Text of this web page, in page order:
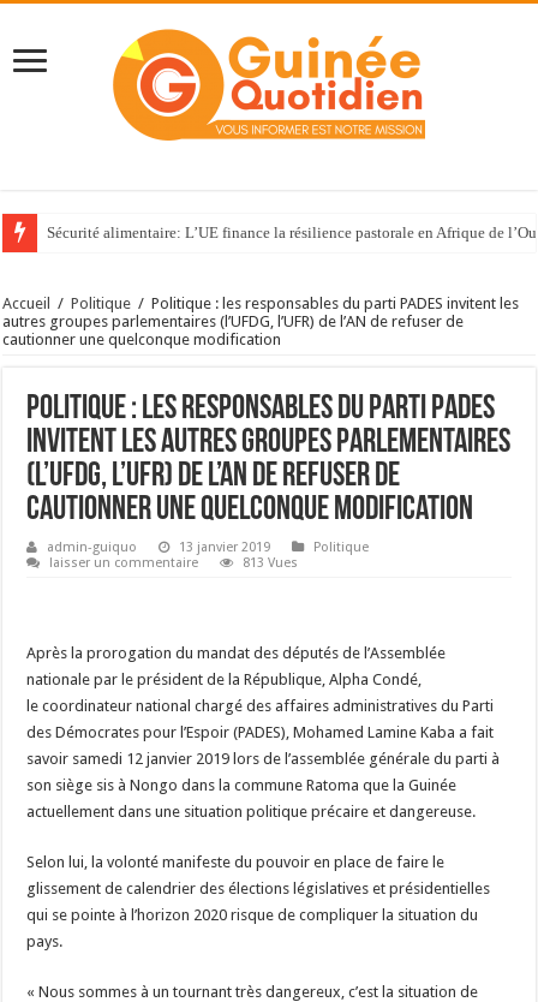
Sécurité alimentaire: L’UE finance la résilience pastorale en Afrique de
Accueil / Politique / Politique : les responsables du parti PADES invitent les
autres groupes parlementaires (l’UFDG, l’UFR) de l’AN de refuser de
cautionner une quelconque modification
Politique : les responsables du parti PADES
invitent les autres groupes parlementaires
(l’UFDG, l’UFR) de l’AN de refuser de
cautionner une quelconque modification
admin-guiquo 13 janvier 2019
Politique
laisser un commentaire
813 Vues
Après la prorogation du mandat des députés de l’Assemblée
nationale par le président de la République, Alpha Condé,
le coordinateur national chargé des affaires administratives du Parti
des Démocrates pour l’Espoir (PADES), Mohamed Lamine Kaba a fait
savoir samedi 12 janvier 2019 lors de l’assemblée générale du parti à
son siège sis à Nongo dans la commune Ratoma que la Guinée
actuellement dans une situation politique précaire et dangereuse.
Selon lui, la volonté manifeste du pouvoir en place de faire le
glissement de calendrier des élections législatives et présidentielles
qui se pointe à l’horizon 2020 risque de compliquer la situation du
pays.
« Nous sommes à un tournant très dangereux, c’est la situation de